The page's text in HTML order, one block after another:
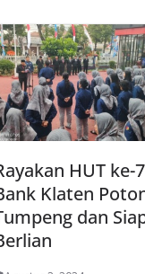
HUT ke-
Klaten
dan